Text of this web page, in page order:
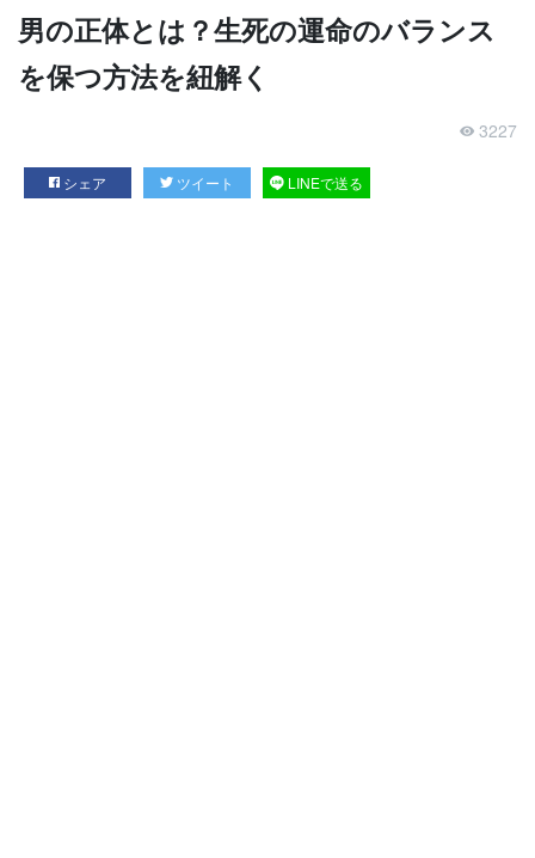
男の正体とは？生死の運命のバランス
を保つ方法を紐解く
3227
シェア ツイート LINEで送る